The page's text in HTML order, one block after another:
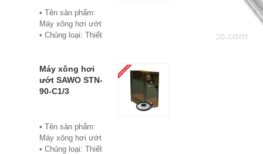
• Bảo hành: 12
tháng
• Đơn vị phân phối:
• Tên sản phẩm:
Máy xông hơi ướt
• Chủng loại: Thiết
Sawo
• Xuất xứ:
Philippine
• Có bảng điều
khiển điện tử hiển
thị số, cho phép cài
Máy xông hơi
ướt SAWO STN-
90-C1/3
• Tên sản phẩm:
Máy xông hơi ướt
• Chủng loại: Thiết